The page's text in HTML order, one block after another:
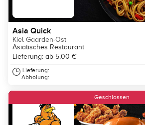
Asia Quick
Kiel Gaarden-Ost
Asiatisches Restaurant
Lieferung: ab 5,00 €
Lieferung:
Abholung:
Geschlossen